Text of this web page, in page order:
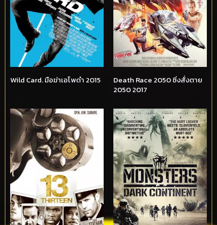
Wild Card. มือฆ่าเอโพดำ 2015
Death Race 2050 ซิ่งสั่งตาย
2050 2017